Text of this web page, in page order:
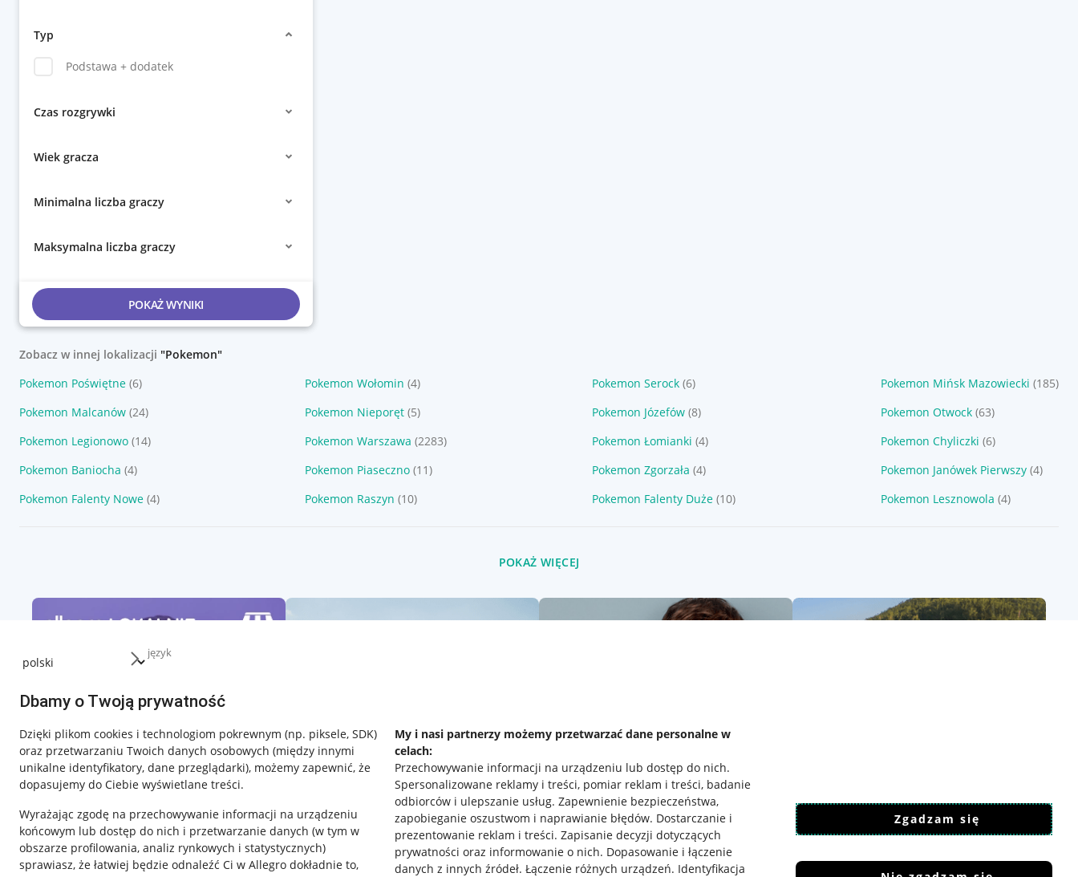
język
Dbamy o Twoją prywatność
Dzięki plikom cookies i technologiom pokrewnym (np. piksele, SDK)
oraz przetwarzaniu Twoich danych osobowych (między innymi
unikalne identyfikatory, dane przeglądarki), możemy zapewnić, że
dopasujemy do Ciebie wyświetlane treści.
Wyrażając zgodę na przechowywanie informacji na urządzeniu
końcowym lub dostęp do nich i przetwarzanie danych (w tym w
obszarze profilowania, analiz rynkowych i statystycznych)
sprawiasz, że łatwiej będzie odnaleźć Ci w Allegro dokładnie to,
My i nasi partnerzy możemy przetwarzać dane personalne w
celach:
Przechowywanie informacji na urządzeniu lub dostęp do nich.
Spersonalizowane reklamy i treści, pomiar reklam i treści, badanie
odbiorców i ulepszanie usług. Zapewnienie bezpieczeństwa,
zapobieganie oszustwom i naprawianie błędów. Dostarczanie i
prezentowanie reklam i treści. Zapisanie decyzji dotyczących
prywatności oraz informowanie o nich. Dopasowanie i łączenie
danych z innych źródeł. Łączenie różnych urządzeń. Identyfikacja
Zgadzam się
Typ
Podstawa + dodatek
Czas rozgrywki
Wiek gracza
Minimalna liczba graczy
Maksymalna liczba graczy
POKAŻ WYNIKI
Zobacz w innej lokalizacji "Pokemon"
Pokemon Poświętne (6) Pokemon Wołomin (4) Pokemon Serock (6) Pokemon Mińsk Mazowiecki (185)
Pokemon Malcanów (24) Pokemon Nieporęt (5) Pokemon Józefów (8) Pokemon Otwock (63)
Pokemon Legionowo (14) Pokemon Warszawa (2283) Pokemon Łomianki (4) Pokemon Chyliczki (6)
Pokemon Baniocha (4) Pokemon Piaseczno (11) Pokemon Zgorzała (4) Pokemon Janówek Pierwszy (4)
Pokemon Falenty Nowe (4) Pokemon Raszyn (10) Pokemon Falenty Duże (10) Pokemon Lesznowola (4)
POKAŻ WIĘCEJ